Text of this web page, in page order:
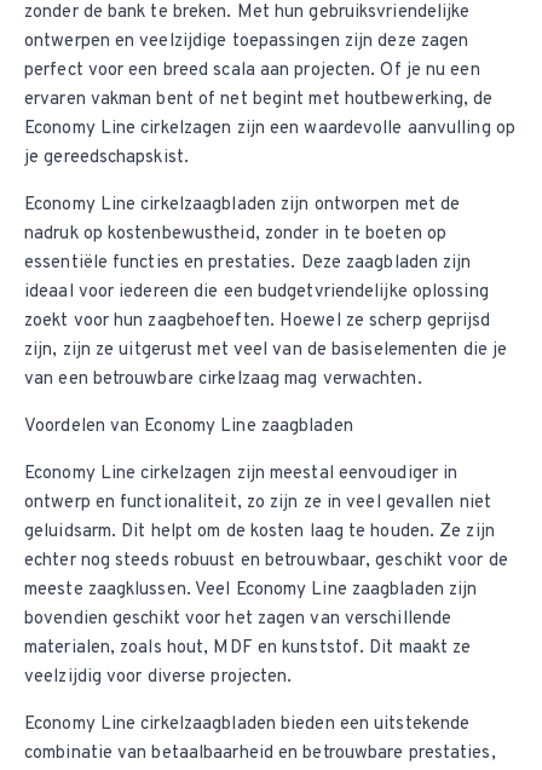
zonder de bank te breken. Met hun gebruiksvriendelijke
ontwerpen en veelzijdige toepassingen zijn deze zagen
perfect voor een breed scala aan projecten. Of je nu een
ervaren vakman bent of net begint met houtbewerking, de
Economy Line cirkelzagen zijn een waardevolle aanvulling op
je gereedschapskist.
Economy Line cirkelzaagbladen zijn ontworpen met de
nadruk op kostenbewustheid, zonder in te boeten op
essentiële functies en prestaties. Deze zaagbladen zijn
ideaal voor iedereen die een budgetvriendelijke oplossing
zoekt voor hun zaagbehoeften. Hoewel ze scherp geprijsd
zijn, zijn ze uitgerust met veel van de basiselementen die je
van een betrouwbare cirkelzaag mag verwachten.
Voordelen van Economy Line zaagbladen
Economy Line cirkelzagen zijn meestal eenvoudiger in
ontwerp en functionaliteit, zo zijn ze in veel gevallen niet
geluidsarm. Dit helpt om de kosten laag te houden. Ze zijn
echter nog steeds robuust en betrouwbaar, geschikt voor de
meeste zaagklussen. Veel Economy Line zaagbladen zijn
bovendien geschikt voor het zagen van verschillende
materialen, zoals hout, MDF en kunststof. Dit maakt ze
veelzijdig voor diverse projecten.
Economy Line cirkelzaagbladen bieden een uitstekende
combinatie van betaalbaarheid en betrouwbare prestaties,